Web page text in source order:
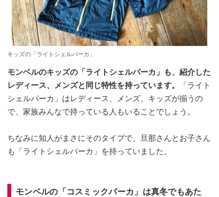
キッズの「ライトシェルパーカ」
モンベルのキッズの「ライトシェルパーカ」も、紹介した
レディース、メンズと同じ特性を持っています。
「ライト
シェルパーカ」はレディース、メンズ、キッズが揃うの
で、家族みんなで持っている人もいることでしょう。
ちなみに知人がまさにそのタイプで、旦那さんとお子さん
も「ライトシェルパーカ」を持っていました。
モンベルの「コスミックパーカ」は真冬でもあた